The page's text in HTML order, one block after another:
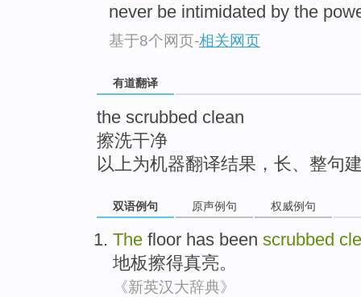
never be intimidated by the
基于8个网页-相关网页
有道翻译
the scrubbed clean
擦洗干净
以上为机器翻译结果，长、整句
双语例句 原声例句 权威例句
The floor has been scrubbed
地板擦得真亮。
《新英汉大辞典》